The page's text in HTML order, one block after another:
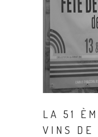
LA 51
VINS DE